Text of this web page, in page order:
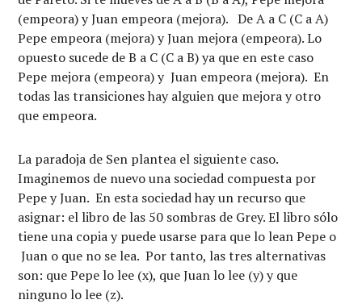
(empeora) y Juan empeora (mejora). De A a C (C a A)
Pepe empeora (mejora) y Juan mejora (empeora). Lo
opuesto sucede de B a C (C a B) ya que en este caso
Pepe mejora (empeora) y Juan empeora (mejora). En
todas las transiciones hay alguien que mejora y otro
que empeora.
La paradoja de Sen plantea el siguiente caso.
Imaginemos de nuevo una sociedad compuesta por
Pepe y Juan. En esta sociedad hay un recurso que
asignar: el libro de las 50 sombras de Grey. El libro sólo
tiene una copia y puede usarse para que lo lean Pepe o
Juan o que no se lea. Por tanto, las tres alternativas
son: que Pepe lo lee (x), que Juan lo lee (y) y que
ninguno lo lee (z).